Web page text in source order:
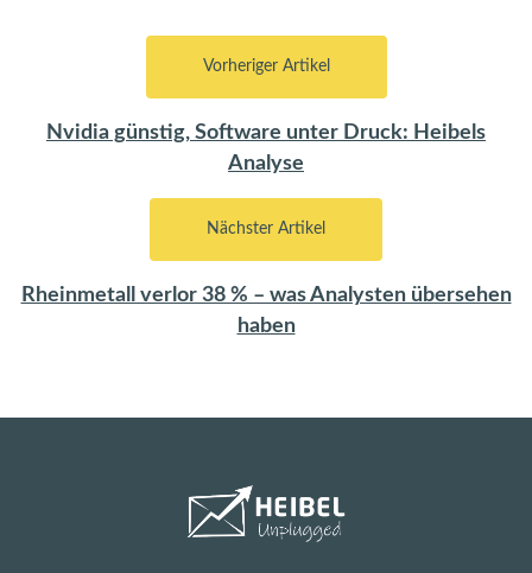
Vorheriger Artikel
Nvidia günstig, Software unter Druck: Heibels
Analyse
Nächster Artikel
Rheinmetall verlor 38 % – was Analysten übersehen
haben